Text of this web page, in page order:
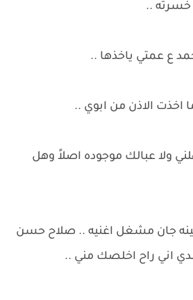
..
الاذن من ابوي ..
ولا عبالك موجوده اصلاً وهل
جان مشغل اغنيه .. صلاح حسن
اني راح اخلصك مني ..